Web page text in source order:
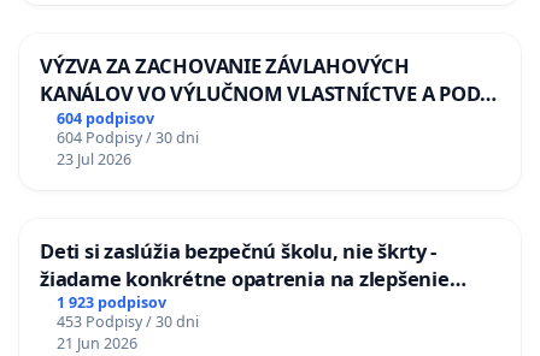
VÝZVA ZA ZACHOVANIE ZÁVLAHOVÝCH
KANÁLOV VO VÝLUČNOM VLASTNÍCTVE A POD
KONTROLOU SLOVENSKEJ REPUBLIKY & žiadosť
na riešenie zanedbaného stavu závlahových a
odvodňovacích kanálov na Slovensku
604 podpisov
604 Podpisy / 30 dni
23 Jul 2026
Deti si zaslúžia bezpečnú školu, nie škrty -
žiadame konkrétne opatrenia na zlepšenie
situácie v školstve
1 923 podpisov
453 Podpisy / 30 dni
21 Jun 2026